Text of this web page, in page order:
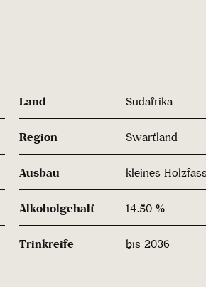
Land Südafrika
Region Swartland
Ausbau kleines
Alkoholgehalt 14.50 %
Trinkreife bis 2036